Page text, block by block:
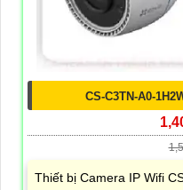
CS-C3TN-A0-
Thiết bị Camera IP Wifi